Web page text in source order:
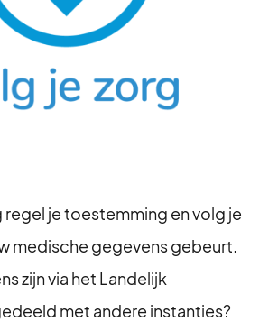
je toestemming en volg je
medische gegevens gebeurt.
zijn via het Landelijk
met andere instanties?